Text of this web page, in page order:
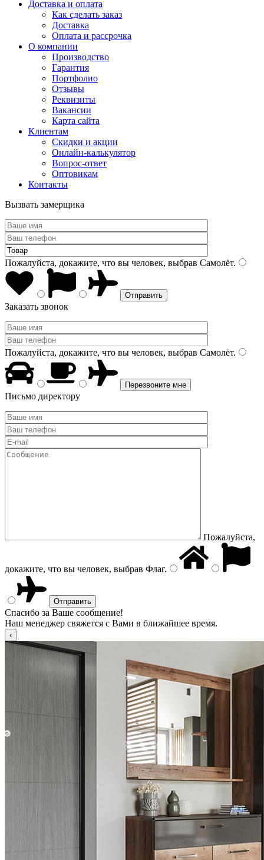
Доставка и оплата
Как сделать заказ
Доставка
Оплата и рассрочка
О компании
Производство
Гарантия
Портфолио
Отзывы
Реквизиты
Вакансии
Карта сайта
Клиентам
Скидки и акции
Онлайн-калькулятор
Вопрос-ответ
Оптовикам
Контакты
Вызвать замерщика
Пожалуйста, докажите, что вы человек, выбрав Самолёт.
Заказать звонок
Пожалуйста, докажите, что вы человек, выбрав Самолёт.
Письмо директору
Пожалуйста,
докажите, что вы человек, выбрав Флаг.
Спасибо за Ваше сообщение!
Наш менеджер свяжется с Вами в ближайшее время.